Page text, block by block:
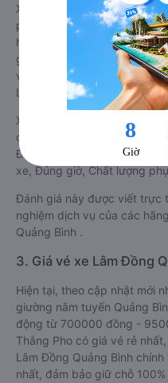
Xe giường nằm đi Quảng
phân loại chất lượng dựa
hàng với các tiêu chí như:
giờ, Chất lượng phục vụ trên
viết trực tiếp bởi các khách
Lâm Đồng đi Quảng Bình.
Xe giường nằm đi Quảng
chất lượng tốt nhất là xe HM
Đồng đạt 4.3 / 5 điểm dựa
xe, Đúng giờ, Chất lượng
Đánh giá này được viết trực
nghiệm dịch vụ của các
Quảng Bình .
3. Giá vé xe Lâm Đồng
Hiện tại, theo cập nhật mới
giường nằm tuyến Quảng
động từ 700000 đồng -
Thắng Pho có giá vé rẻ
Lâm Đồng Quảng Bình chính
nhất, đảm bảo giữ chỗ